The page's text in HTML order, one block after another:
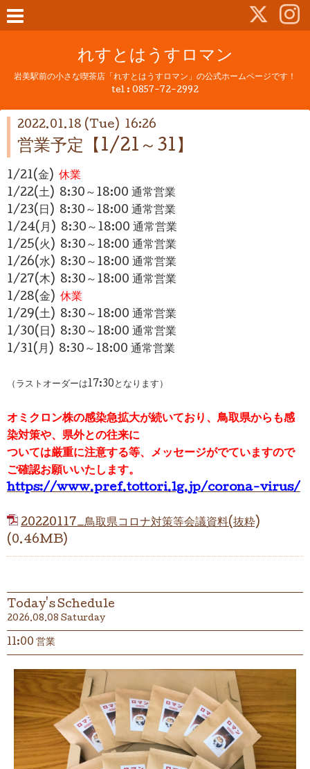
れすとはうすロマン
岩美駅前の小さな喫茶店「れすとはうすロマン」の公式ホームページです！
tel : 0857-72-2992
2022.01.18 (Tue) 16:26
営業予定【1/21～31】
1/21(金) 休業
1/22(土) 8:30～18:00 通常営業
1/23(日) 8:30～18:00 通常営業
1/24(月) 8:30～18:00 通常営業
1/25(火) 8:30～18:00 通常営業
1/26(水) 8:30～18:00 通常営業
1/27(木) 8:30～18:00 通常営業
1/28(金) 休業
1/29(土) 8:30～18:00 通常営業
1/30(日) 8:30～18:00 通常営業
1/31(月) 8:30～18:00 通常営業
（ラストオーダーは17:30となります）
オミクロン株の感染急拡大が続いており、鳥取県からも感
染対策や、県外との往来に
ついては厳重に注意する等、 メッセージがでていますので
ご確認お願いいたします。
https://www.pref.tottori.lg.jp/corona-virus/
20220117_鳥取県コロナ対策等会議資料(抜粋)
(0.46MB)
Today's Schedule
2026.08.08 Saturday
11:00 営業